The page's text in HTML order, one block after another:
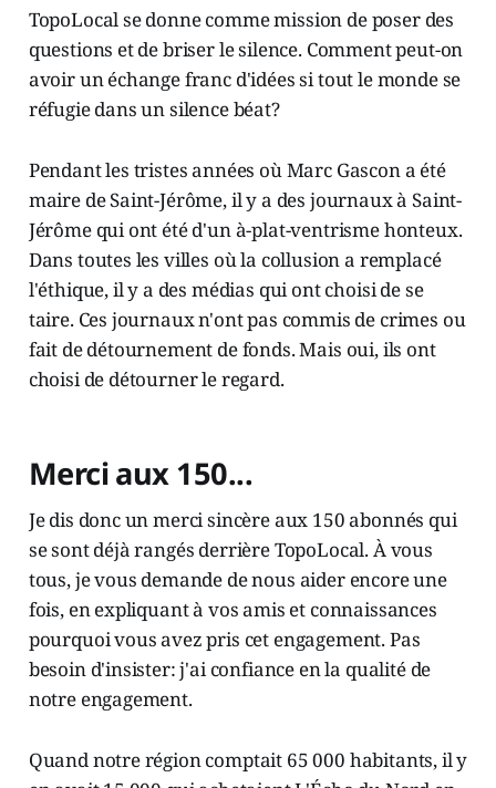
TopoLocal se donne comme mission de poser des
questions et de briser le silence. Comment peut-on
avoir un échange franc d'idées si tout le monde se
réfugie dans un silence béat?
Pendant les tristes années où Marc Gascon a été
maire de Saint-Jérôme, il y a des journaux à Saint-
Jérôme qui ont été d'un à-plat-ventrisme honteux.
Dans toutes les villes où la collusion a remplacé
l'éthique, il y a des médias qui ont choisi de se
taire. Ces journaux n'ont pas commis de crimes ou
fait de détournement de fonds. Mais oui, ils ont
choisi de détourner le regard.
Merci aux 150...
Je dis donc un merci sincère aux 150 abonnés qui
se sont déjà rangés derrière TopoLocal. À vous
tous, je vous demande de nous aider encore une
fois, en expliquant à vos amis et connaissances
pourquoi vous avez pris cet engagement. Pas
besoin d'insister: j'ai confiance en la qualité de
notre engagement.
Quand notre région comptait 65 000 habitants, il y